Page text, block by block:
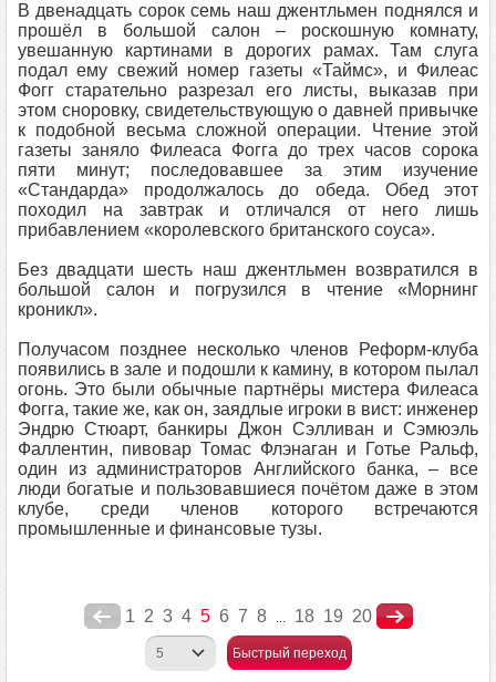
В двенадцать сорок семь наш джентльмен поднялся и
прошёл в большой салон – роскошную комнату,
увешанную картинами в дорогих рамах. Там слуга
подал ему свежий номер газеты «Таймс», и Филеас
Фогг старательно разрезал его листы, выказав при
этом сноровку, свидетельствующую о давней привычке
к подобной весьма сложной операции. Чтение этой
газеты заняло Филеаса Фогга до трех часов сорока
пяти минут; последовавшее за этим изучение
«Стандарда» продолжалось до обеда. Обед этот
походил на завтрак и отличался от него лишь
прибавлением «королевского британского соуса».
Без двадцати шесть наш джентльмен возвратился в
большой салон и погрузился в чтение «Морнинг
кроникл».
Получасом позднее несколько членов Реформ-клуба
появились в зале и подошли к камину, в котором пылал
огонь. Это были обычные партнёры мистера Филеаса
Фогга, такие же, как он, заядлые игроки в вист: инженер
Эндрю Стюарт, банкиры Джон Сэлливан и Сэмюэль
Фаллентин, пивовар Томас Флэнаган и Готье Ральф,
один из администраторов Английского банка, – все
люди богатые и пользовавшиеся почётом даже в этом
клубе, среди членов которого встречаются
промышленные и финансовые тузы.
1 2 3 4 5 6 7 8 ... 18 19 20
Быстрый переход